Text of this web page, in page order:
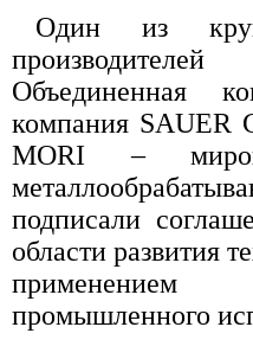
Один из
Объединенная
компания SAUER
MORI –
подписали
области развития
промышленного